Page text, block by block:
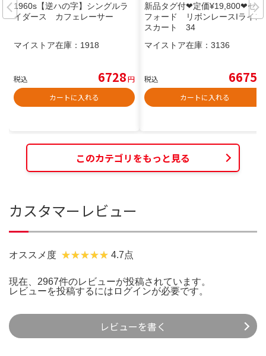
1960s【逆ハの字】シングルラ
イダース カフェレーサー
マイストア在庫： 1918
税込 6728円
カートに入れる
新品タグ付❤定価¥19,800❤セル
フォード リボンレースIライン
スカート 34
マイストア在庫： 3136
税込 6675
カートに入れる
このカテゴリをもっと見る
カスタマーレビュー
オススメ度 4.7点
現在、2967件のレビューが投稿されています。
レビューを投稿するには ログインが必要です。
レビューを書く